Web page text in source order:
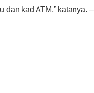
dan kad ATM,” katanya. –